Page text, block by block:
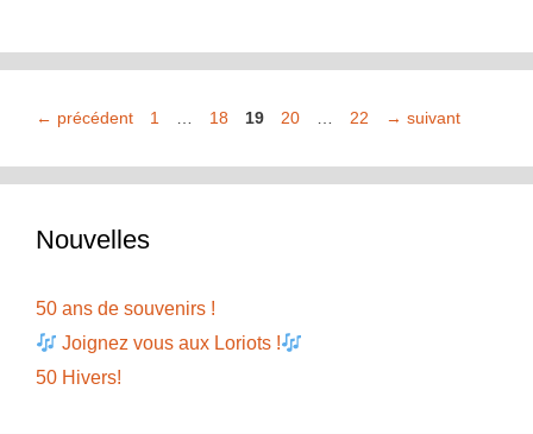
← précédent Page
1 Page
18 Page
19 Page
20 Page
22 → suivant
Nouvelles
50 ans de souvenirs !
Joignez vous aux Loriots !
50 Hivers!